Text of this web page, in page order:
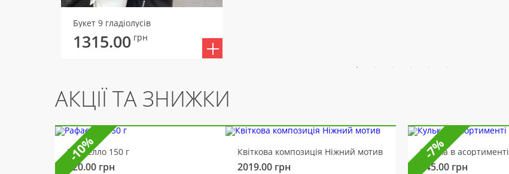
Букет 9 гладіолусів
1315.00 грн
АКЦІЇ ТА ЗНИЖКИ
Рафаелло 150 г
320.00 грн
Квіткова композиція Ніжний мотив
2019.00 грн
-10% Кулька в асортименті
145.00 грн
-7%